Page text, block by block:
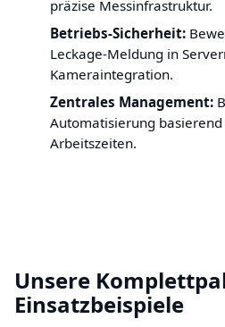
präzise Messinfrastruktur.
Betriebs-Sicherheit:
Leckage-Meldung in
Kameraintegration.
Zentrales Management:
Automatisierung
Arbeitszeiten.
Unsere
Einsatzbeispiele